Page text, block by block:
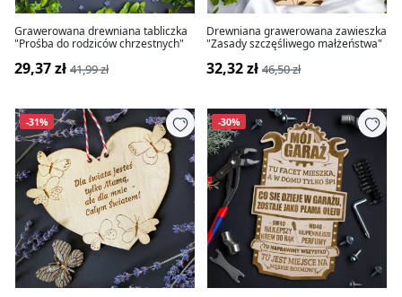
Grawerowana drewniana tabliczka
"Prośba do rodziców chrzestnych"
29,37 zł 41,99 zł
Drewniana grawerowana zawieszka
"Zasady szczęśliwego małżeństwa"
32,32 zł 46,50 zł
-31% -30%